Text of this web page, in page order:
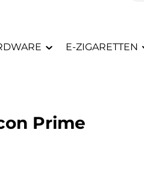
E-ZIGARETTEN
Prime